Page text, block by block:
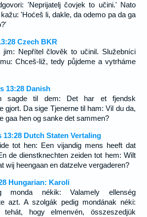
'Neprijatelj čovjek to učini.' Nato
'Hoćeš li, dakle, da odemo pa da ga
Czech BKR
jim: Nepřítel člověk to učinil. Služebníci
Chceš-liž, tedy půjdeme a vytrháme
13:28 Danish
sagde til dem: Det har et fjendsk
gjort. Da sige Tjenerne til ham: Vil du da,
gaa hen og sanke det sammen?
13:28 Dutch Staten Vertaling
tot hen: Een vijandig mens heeft dat
de dienstknechten zeiden tot hem: Wilt
wij heengaan en datzelve vergaderen?
Hungarian: Karoli
monda nékik: Valamely ellenség
azt. A szolgák pedig mondának néki:
tehát, hogy elmenvén, összeszedjük